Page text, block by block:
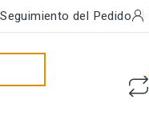
Seguimiento del Pedido